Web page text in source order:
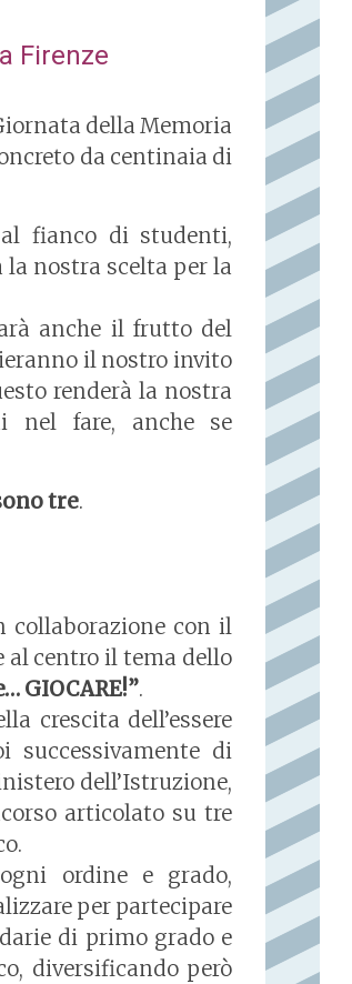
Firenze
della Memoria
da centinaia di
fianco di studenti,
nostra scelta per la
anche il frutto del
il nostro invito
renderà la nostra
nel fare, anche se
tre.
collaborazione con il
al centro il tema dello
GIOCARE!”.
crescita dell’essere
successivamente di
dell’Istruzione,
articolato su tre
ordine e grado,
per partecipare
di primo grado e
diversificando però